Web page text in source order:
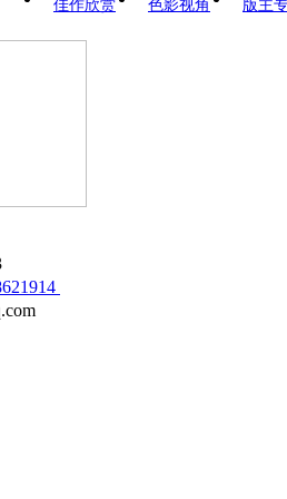
佳作欣赏
色影视角 版主